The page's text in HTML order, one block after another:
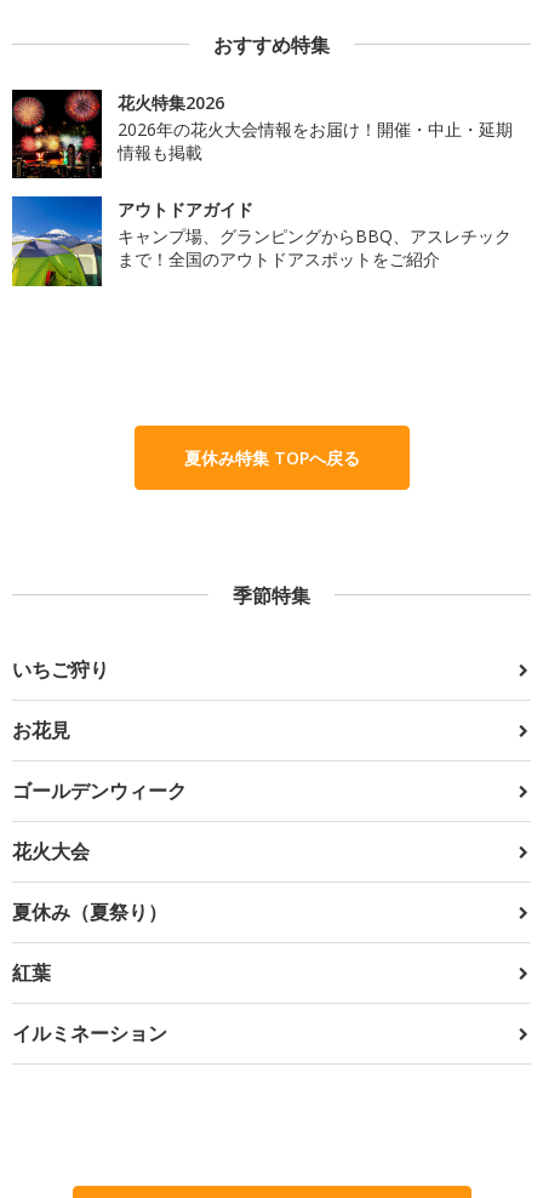
おすすめ特集
花火特集2026
2026年の花火大会情報をお届け！開催・中止・延期
情報も掲載
アウトドアガイド
キャンプ場、グランピングからBBQ、アスレチック
まで！全国のアウトドアスポットをご紹介
夏休み特集 TOPへ戻る
季節特集
いちご狩り
お花見
ゴールデンウィーク
花火大会
夏休み（夏祭り）
紅葉
イルミネーション